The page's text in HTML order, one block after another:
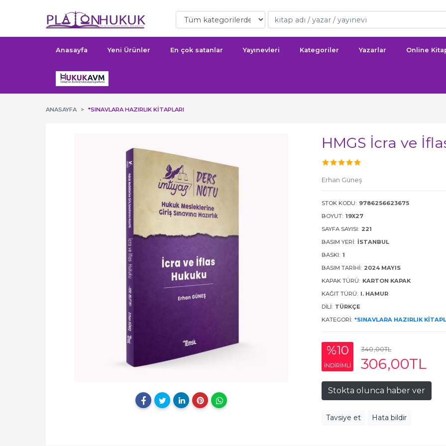
Anasayfa Yeni Ürünler En çok satanlar Yayınevleri Kategoriler Yazarlar Online
ANASAYFA *SINAVLARA HAZIRLIK KITAPLARI
HMGS İcra ve
Erhan Güneş
STOK KODU: 9786256623675
BOYUT: 19X27
SAYFA SAYISI: 221
BASIM YERI: İSTANBUL
BASKI: 1
BASIM TARIHI: 2024 MAYIS
KAPAK TÜRÜ: KARTON KAPAK
KAĞIT TÜRÜ: I. HAMUR
DILI: TÜRKÇE
KATEGORI: *SINAVLARA HAZIRLIK
%10
INDIRIMLI
340,00TL
306,00TL
Stokta olunca haber ver
Tavsiye et Hata bildir